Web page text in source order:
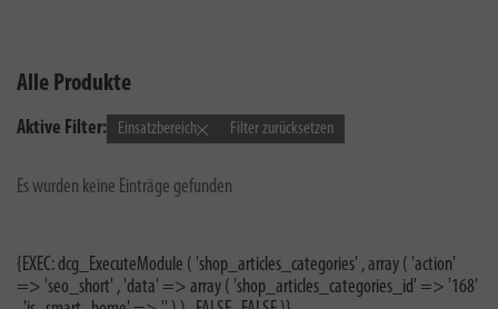
Alle Produkte
Aktive Filter: Einsatzbereich Filter zurücksetzen
Es wurden keine Einträge gefunden
{EXEC: dcg_ExecuteModule ( 'shop_articles_categories' , array ( 'action'
=> 'seo_short' , 'data' => array ( 'shop_articles_categories_id' => '168'